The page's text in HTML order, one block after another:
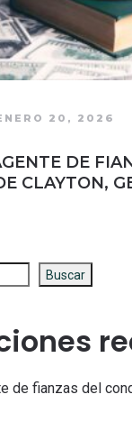
20, 2026
DE
CLAYTON,
Buscar
de fianzas del